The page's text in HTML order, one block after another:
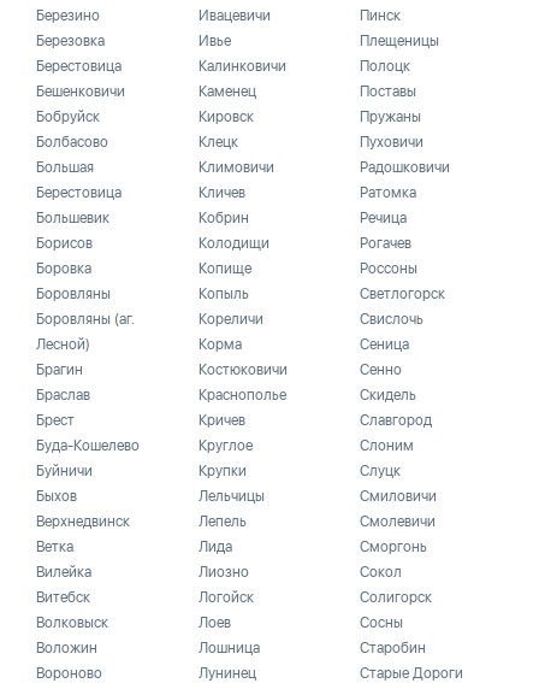
Березино
Березовка
Берестовица
Бешенковичи
Бобруйск
Болбасово
Большая
Берестовица
Большевик
Борисов
Боровка
Боровляны
Боровляны (аг.
Лесной)
Брагин
Браслав
Брест
Буда-Кошелево
Буйничи
Быхов
Верхнедвинск
Ветка
Вилейка
Витебск
Волковыск
Воложин
Вороново
Ивацевичи
Ивье
Калинковичи
Каменец
Кировск
Клецк
Климовичи
Кличев
Кобрин
Колодищи
Копище
Копыль
Кореличи
Корма
Костюковичи
Краснополье
Кричев
Круглое
Крупки
Лельчицы
Лепель
Лида
Лиозно
Логойск
Лоев
Лошница
Лунинец
Пинск
Плещеницы
Полоцк
Поставы
Пружаны
Пуховичи
Радошковичи
Ратомка
Речица
Рогачев
Россоны
Светлогорск
Свислочь
Сеница
Сенно
Скидель
Славгород
Слоним
Слуцк
Смиловичи
Смолевичи
Сморгонь
Сокол
Солигорск
Сосны
Старобин
Старые Дороги